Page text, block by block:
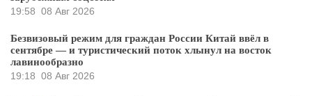
19:58 08 Авг 2026
Безвизовый режим для граждан России Китай ввёл в
сентябре — и туристический поток хлынул на восток
лавинообразно
19:18 08 Авг 2026